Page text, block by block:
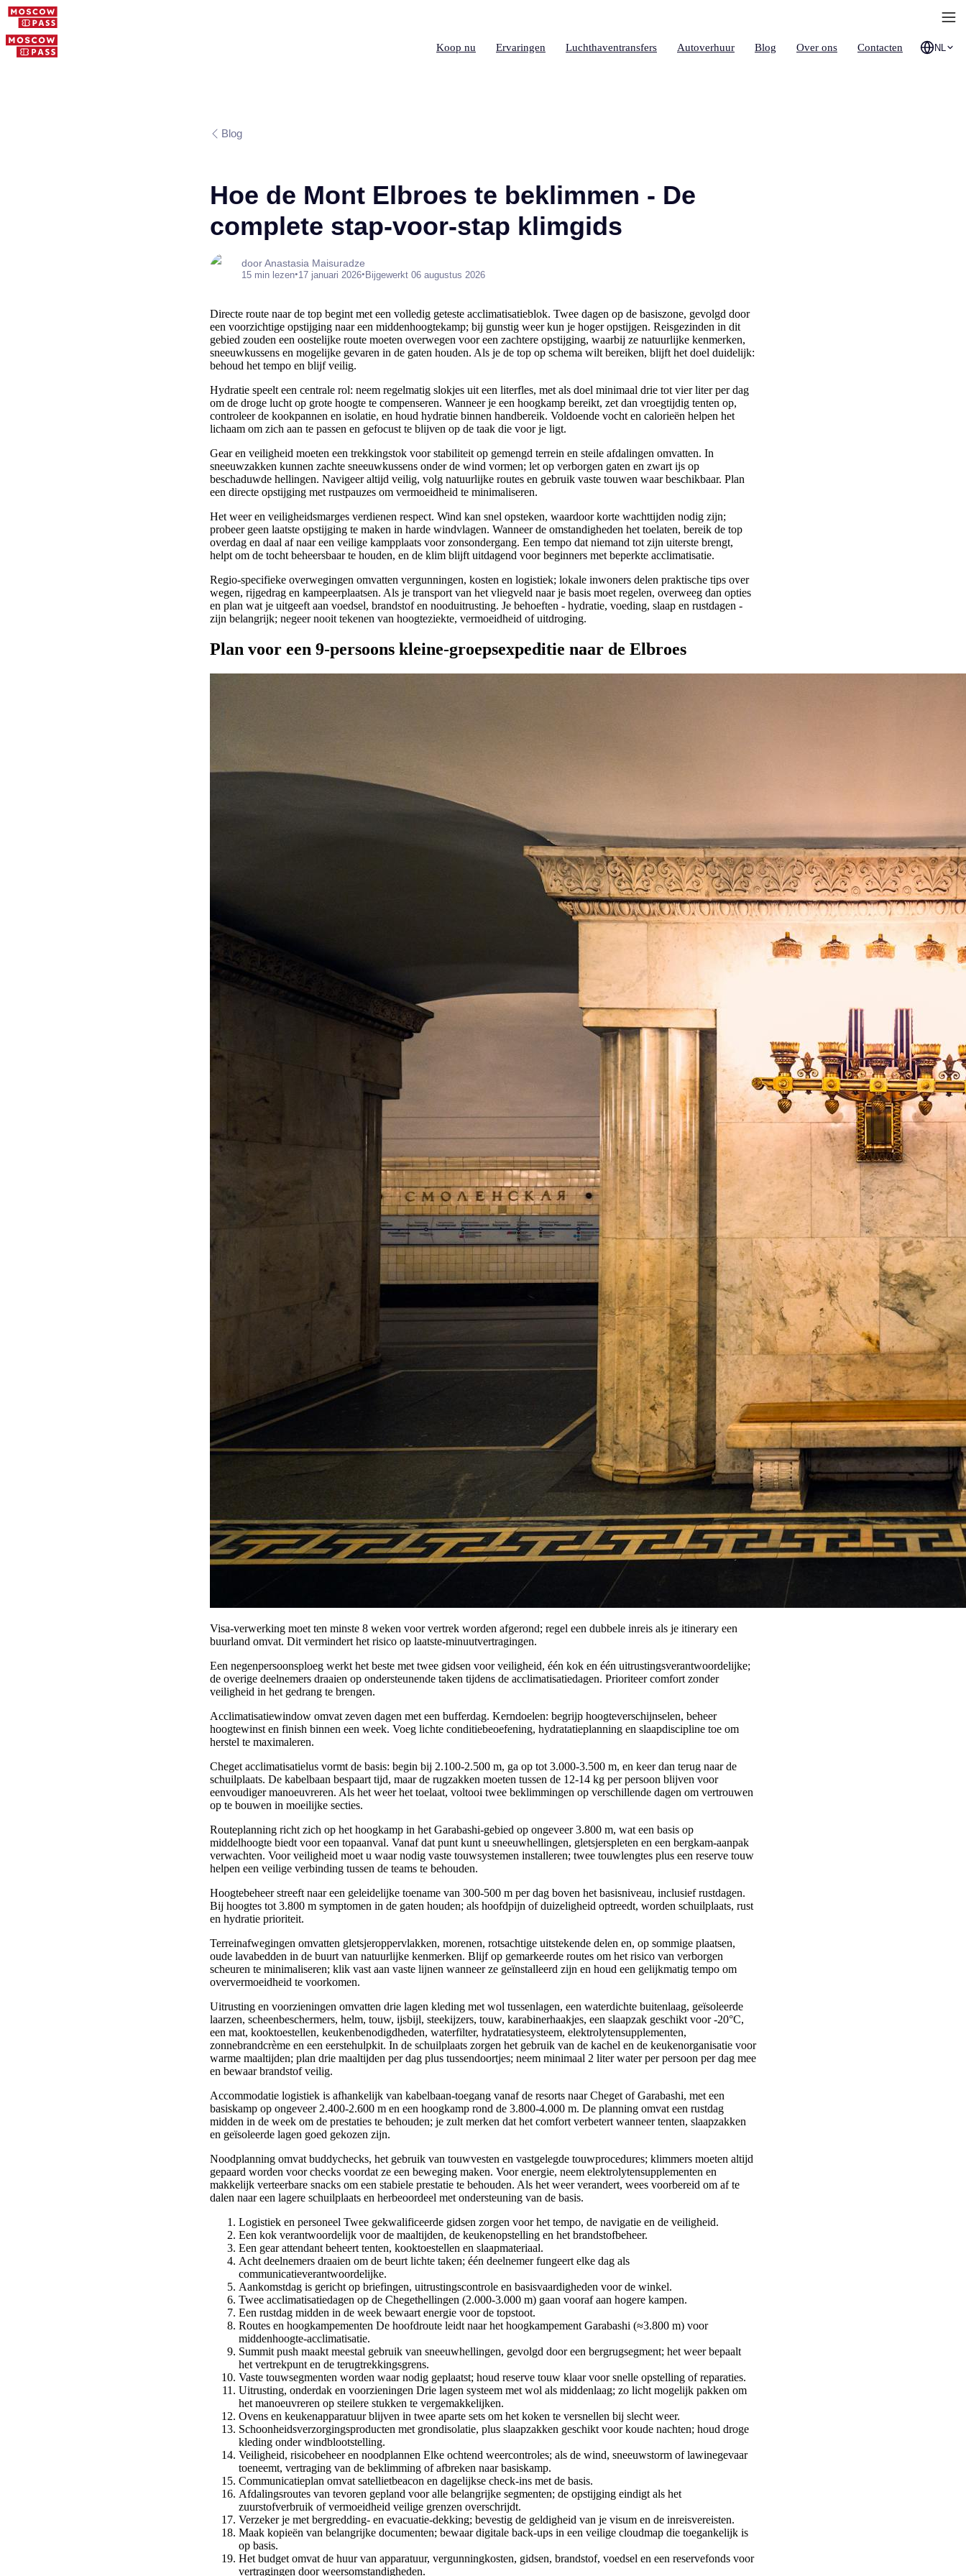
Koop nu Ervaringen Luchthaventransfers Autoverhuur Blog Over ons Contacten NL
Blog
Hoe de Mont Elbroes te beklimmen - De
complete stap-voor-stap klimgids
door Anastasia Maisuradze
15 min lezen•17 januari 2026•Bijgewerkt 06 augustus 2026
Directe route naar de top begint met een volledig geteste acclimatisatieblok. Twee dagen op de basiszone, gevolgd door
een voorzichtige opstijging naar een middenhoogtekamp; bij gunstig weer kun je hoger opstijgen. Reisgezinden in dit
gebied zouden een oostelijke route moeten overwegen voor een zachtere opstijging, waarbij ze natuurlijke kenmerken,
sneeuwkussens en mogelijke gevaren in de gaten houden. Als je de top op schema wilt bereiken, blijft het doel duidelijk:
behoud het tempo en blijf veilig.
Hydratie speelt een centrale rol: neem regelmatig slokjes uit een literfles, met als doel minimaal drie tot vier liter per dag
om de droge lucht op grote hoogte te compenseren. Wanneer je een hoogkamp bereikt, zet dan vroegtijdig tenten op,
controleer de kookpannen en isolatie, en houd hydratie binnen handbereik. Voldoende vocht en calorieën helpen het
lichaam om zich aan te passen en gefocust te blijven op de taak die voor je ligt.
Gear en veiligheid moeten een trekkingstok voor stabiliteit op gemengd terrein en steile afdalingen omvatten. In
sneeuwzakken kunnen zachte sneeuwkussens onder de wind vormen; let op verborgen gaten en zwart ijs op
beschaduwde hellingen. Navigeer altijd veilig, volg natuurlijke routes en gebruik vaste touwen waar beschikbaar. Plan
een directe opstijging met rustpauzes om vermoeidheid te minimaliseren.
Het weer en veiligheidsmarges verdienen respect. Wind kan snel opsteken, waardoor korte wachttijden nodig zijn;
probeer geen laatste opstijging te maken in harde windvlagen. Wanneer de omstandigheden het toelaten, bereik de top
overdag en daal af naar een veilige kampplaats voor zonsondergang. Een tempo dat niemand tot zijn uiterste brengt,
helpt om de tocht beheersbaar te houden, en de klim blijft uitdagend voor beginners met beperkte acclimatisatie.
Regio-specifieke overwegingen omvatten vergunningen, kosten en logistiek; lokale inwoners delen praktische tips over
wegen, rijgedrag en kampeerplaatsen. Als je transport van het vliegveld naar je basis moet regelen, overweeg dan opties
en plan wat je uitgeeft aan voedsel, brandstof en nooduitrusting. Je behoeften - hydratie, voeding, slaap en rustdagen -
zijn belangrijk; negeer nooit tekenen van hoogteziekte, vermoeidheid of uitdroging.
Plan voor een 9-persoons kleine-groepsexpeditie naar de Elbroes
Visa-verwerking moet ten minste 8 weken voor vertrek worden afgerond; regel een dubbele inreis als je itinerary een
buurland omvat. Dit vermindert het risico op laatste-minuutvertragingen.
Een negenpersoonsploeg werkt het beste met twee gidsen voor veiligheid, één kok en één uitrustingsverantwoordelijke;
de overige deelnemers draaien op ondersteunende taken tijdens de acclimatisatiedagen. Prioriteer comfort zonder
veiligheid in het gedrang te brengen.
Acclimatisatiewindow omvat zeven dagen met een bufferdag. Kerndoelen: begrijp hoogteverschijnselen, beheer
hoogtewinst en finish binnen een week. Voeg lichte conditiebeoefening, hydratatieplanning en slaapdiscipline toe om
herstel te maximaleren.
Cheget acclimatisatielus vormt de basis: begin bij 2.100-2.500 m, ga op tot 3.000-3.500 m, en keer dan terug naar de
schuilplaats. De kabelbaan bespaart tijd, maar de rugzakken moeten tussen de 12-14 kg per persoon blijven voor
eenvoudiger manoeuvreren. Als het weer het toelaat, voltooi twee beklimmingen op verschillende dagen om vertrouwen
op te bouwen in moeilijke secties.
Routeplanning richt zich op het hoogkamp in het Garabashi-gebied op ongeveer 3.800 m, wat een basis op
middelhoogte biedt voor een topaanval. Vanaf dat punt kunt u sneeuwhellingen, gletsjerspleten en een bergkam-aanpak
verwachten. Voor veiligheid moet u waar nodig vaste touwsystemen installeren; twee touwlengtes plus een reserve touw
helpen een veilige verbinding tussen de teams te behouden.
Hoogtebeheer streeft naar een geleidelijke toename van 300-500 m per dag boven het basisniveau, inclusief rustdagen.
Bij hoogtes tot 3.800 m symptomen in de gaten houden; als hoofdpijn of duizeligheid optreedt, worden schuilplaats, rust
en hydratie prioriteit.
Terreinafwegingen omvatten gletsjeroppervlakken, morenen, rotsachtige uitstekende delen en, op sommige plaatsen,
oude lavabedden in de buurt van natuurlijke kenmerken. Blijf op gemarkeerde routes om het risico van verborgen
scheuren te minimaliseren; klik vast aan vaste lijnen wanneer ze geïnstalleerd zijn en houd een gelijkmatig tempo om
oververmoeidheid te voorkomen.
Uitrusting en voorzieningen omvatten drie lagen kleding met wol tussenlagen, een waterdichte buitenlaag, geïsoleerde
laarzen, scheenbeschermers, helm, touw, ijsbijl, steekijzers, touw, karabinerhaakjes, een slaapzak geschikt voor -20°C,
een mat, kooktoestellen, keukenbenodigdheden, waterfilter, hydratatiesysteem, elektrolytensupplementen,
zonnebrandcrème en een eerstehulpkit. In de schuilplaats zorgen het gebruik van de kachel en de keukenorganisatie voor
warme maaltijden; plan drie maaltijden per dag plus tussendoortjes; neem minimaal 2 liter water per persoon per dag mee
en bewaar brandstof veilig.
Accommodatie logistiek is afhankelijk van kabelbaan-toegang vanaf de resorts naar Cheget of Garabashi, met een
basiskamp op ongeveer 2.400-2.600 m en een hoogkamp rond de 3.800-4.000 m. De planning omvat een rustdag
midden in de week om de prestaties te behouden; je zult merken dat het comfort verbetert wanneer tenten, slaapzakken
en geïsoleerde lagen goed gekozen zijn.
Noodplanning omvat buddychecks, het gebruik van touwvesten en vastgelegde touwprocedures; klimmers moeten altijd
gepaard worden voor checks voordat ze een beweging maken. Voor energie, neem elektrolytensupplementen en
makkelijk verteerbare snacks om een stabiele prestatie te behouden. Als het weer verandert, wees voorbereid om af te
dalen naar een lagere schuilplaats en herbeoordeel met ondersteuning van de basis.
Logistiek en personeel Twee gekwalificeerde gidsen zorgen voor het tempo, de navigatie en de veiligheid.
Een kok verantwoordelijk voor de maaltijden, de keukenopstelling en het brandstofbeheer.
Een gear attendant beheert tenten, kooktoestellen en slaapmateriaal.
Acht deelnemers draaien om de beurt lichte taken; één deelnemer fungeert elke dag als
communicatieverantwoordelijke.
Aankomstdag is gericht op briefingen, uitrustingscontrole en basisvaardigheden voor de winkel.
Twee acclimatisatiedagen op de Chegethellingen (2.000-3.000 m) gaan vooraf aan hogere kampen.
Een rustdag midden in de week bewaart energie voor de topstoot.
Routes en hoogkampementen De hoofdroute leidt naar het hoogkampement Garabashi (≈3.800 m) voor
middenhoogte-acclimatisatie.
Summit push maakt meestal gebruik van sneeuwhellingen, gevolgd door een bergrugsegment; het weer bepaalt
het vertrekpunt en de terugtrekkingsgrens.
Vaste touwsegmenten worden waar nodig geplaatst; houd reserve touw klaar voor snelle opstelling of reparaties.
Uitrusting, onderdak en voorzieningen Drie lagen systeem met wol als middenlaag; zo licht mogelijk pakken om
het manoeuvreren op steilere stukken te vergemakkelijken.
Ovens en keukenapparatuur blijven in twee aparte sets om het koken te versnellen bij slecht weer.
Schoonheidsverzorgingsproducten met grondisolatie, plus slaapzakken geschikt voor koude nachten; houd droge
kleding onder windblootstelling.
Veiligheid, risicobeheer en noodplannen Elke ochtend weercontroles; als de wind, sneeuwstorm of lawinegevaar
toeneemt, vertraging van de beklimming of afbreken naar basiskamp.
Communicatieplan omvat satellietbeacon en dagelijkse check-ins met de basis.
Afdalingsroutes van tevoren gepland voor alle belangrijke segmenten; de opstijging eindigt als het
zuurstofverbruik of vermoeidheid veilige grenzen overschrijdt.
Verzeker je met bergredding- en evacuatie-dekking; bevestig de geldigheid van je visum en de inreisvereisten.
Maak kopieën van belangrijke documenten; bewaar digitale back-ups in een veilige cloudmap die toegankelijk is
op basis.
Het budget omvat de huur van apparatuur, vergunningkosten, gidsen, brandstof, voedsel en een reservefonds voor
vertragingen door weersomstandigheden.